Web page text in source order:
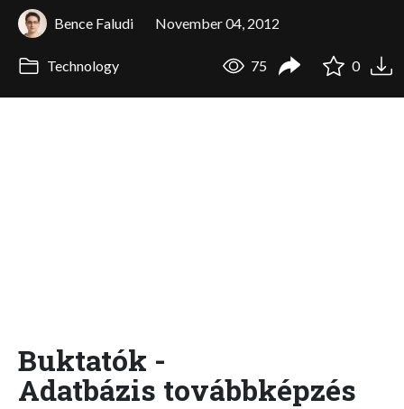
Bence Faludi November 04, 2012
Technology 75 0
Buktatók -
Adatbázis továbbképzés